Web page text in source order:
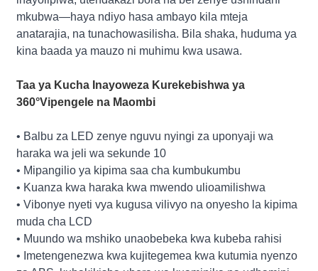
mkubwa—haya ndiyo hasa ambayo kila mteja
anatarajia, na tunachowasilisha. Bila shaka, huduma ya
kina baada ya mauzo ni muhimu kwa usawa.
Taa ya Kucha Inayoweza Kurekebishwa ya
360°Vipengele na Maombi
• Balbu za LED zenye nguvu nyingi za uponyaji wa
haraka wa jeli wa sekunde 10
• Mipangilio ya kipima saa cha kumbukumbu
• Kuanza kwa haraka kwa mwendo ulioamilishwa
• Vibonye nyeti vya kugusa vilivyo na onyesho la kipima
muda cha LCD
• Muundo wa mshiko unaobebeka kwa kubeba rahisi
• Imetengenezwa kwa kujitegemea kwa kutumia nyenzo